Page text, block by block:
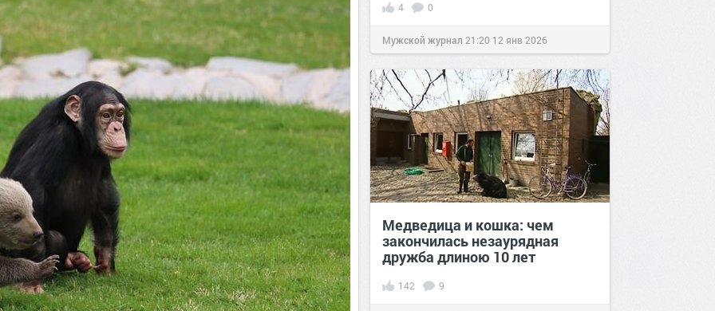
4 0
Мужской журнал 21:20 12 янв 2026
Медведица и кошка: чем
закончилась незаурядная
дружба длиною 10 лет
142 9